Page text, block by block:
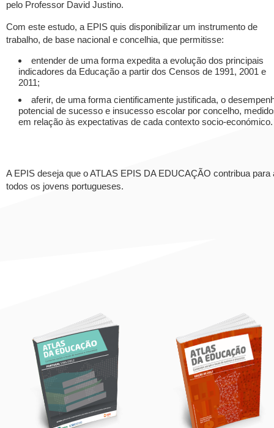
pelo Professor David Justino.
Com este estudo, a EPIS quis disponibilizar um instrumento de
trabalho, de base nacional e concelhia, que permitisse:
entender de uma forma expedita a evolução dos principais
indicadores da Educação a partir dos Censos de 1991, 2001 e
2011;
aferir, de uma forma cientificamente justificada, o
potencial de sucesso e insucesso escolar por concelho,
em relação às expectativas de cada contexto socio-económico.
A EPIS deseja que o ATLAS EPIS DA EDUCAÇÃO contribua
todos os jovens portugueses.